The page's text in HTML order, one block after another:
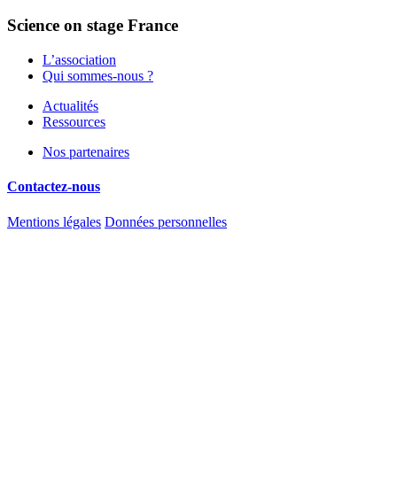
Science on stage France
L’association
Qui sommes-nous ?
Actualités
Ressources
Nos partenaires
Contactez-nous
Mentions légales Données personnelles